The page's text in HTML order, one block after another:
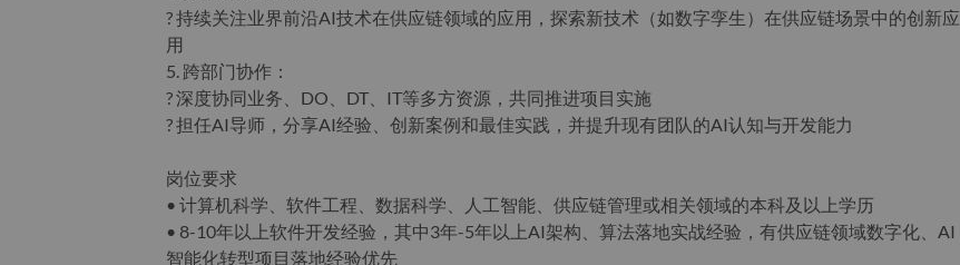
? 持续关注业界前沿AI技术在供应链领域的应用，探索新技术（如数字孪生）在供应链场景中的创新应
用
5. 跨部门协作‌：
? 深度协同业务、DO、DT、IT等多方资源，共同推进项目实施
? 担任AI导师，分享AI经验、创新案例和最佳实践，并提升现有团队的AI认知与开发能力
岗位要求
• 计算机科学、软件工程、数据科学、人工智能、供应链管理或相关领域的本科及以上学历
• 8-10年以上软件开发经验，其中3年-5年以上AI架构、算法落地实战经验，有供应链领域数字化、AI
智能化转型项目落地经验优先